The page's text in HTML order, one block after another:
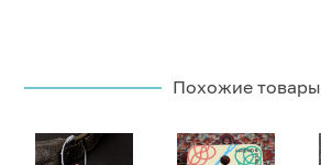
Похожие товары